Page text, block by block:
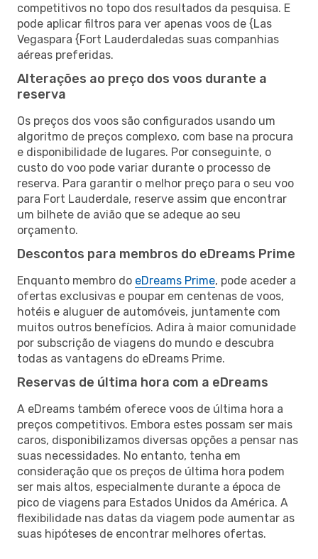
competitivos no topo dos resultados da pesquisa. E
pode aplicar filtros para ver apenas voos de {Las
Vegaspara {Fort Lauderdaledas suas companhias
aéreas preferidas.
Alterações ao preço dos voos durante a
reserva
Os preços dos voos são configurados usando um
algoritmo de preços complexo, com base na procura
e disponibilidade de lugares. Por conseguinte, o
custo do voo pode variar durante o processo de
reserva. Para garantir o melhor preço para o seu voo
para Fort Lauderdale, reserve assim que encontrar
um bilhete de avião que se adeque ao seu
orçamento.
Descontos para membros do eDreams Prime
Enquanto membro do eDreams Prime, pode aceder a
ofertas exclusivas e poupar em centenas de voos,
hotéis e aluguer de automóveis, juntamente com
muitos outros benefícios. Adira à maior comunidade
por subscrição de viagens do mundo e descubra
todas as vantagens do eDreams Prime.
Reservas de última hora com a eDreams
A eDreams também oferece voos de última hora a
preços competitivos. Embora estes possam ser mais
caros, disponibilizamos diversas opções a pensar nas
suas necessidades. No entanto, tenha em
consideração que os preços de última hora podem
ser mais altos, especialmente durante a época de
pico de viagens para Estados Unidos da América. A
flexibilidade nas datas da viagem pode aumentar as
suas hipóteses de encontrar melhores ofertas.